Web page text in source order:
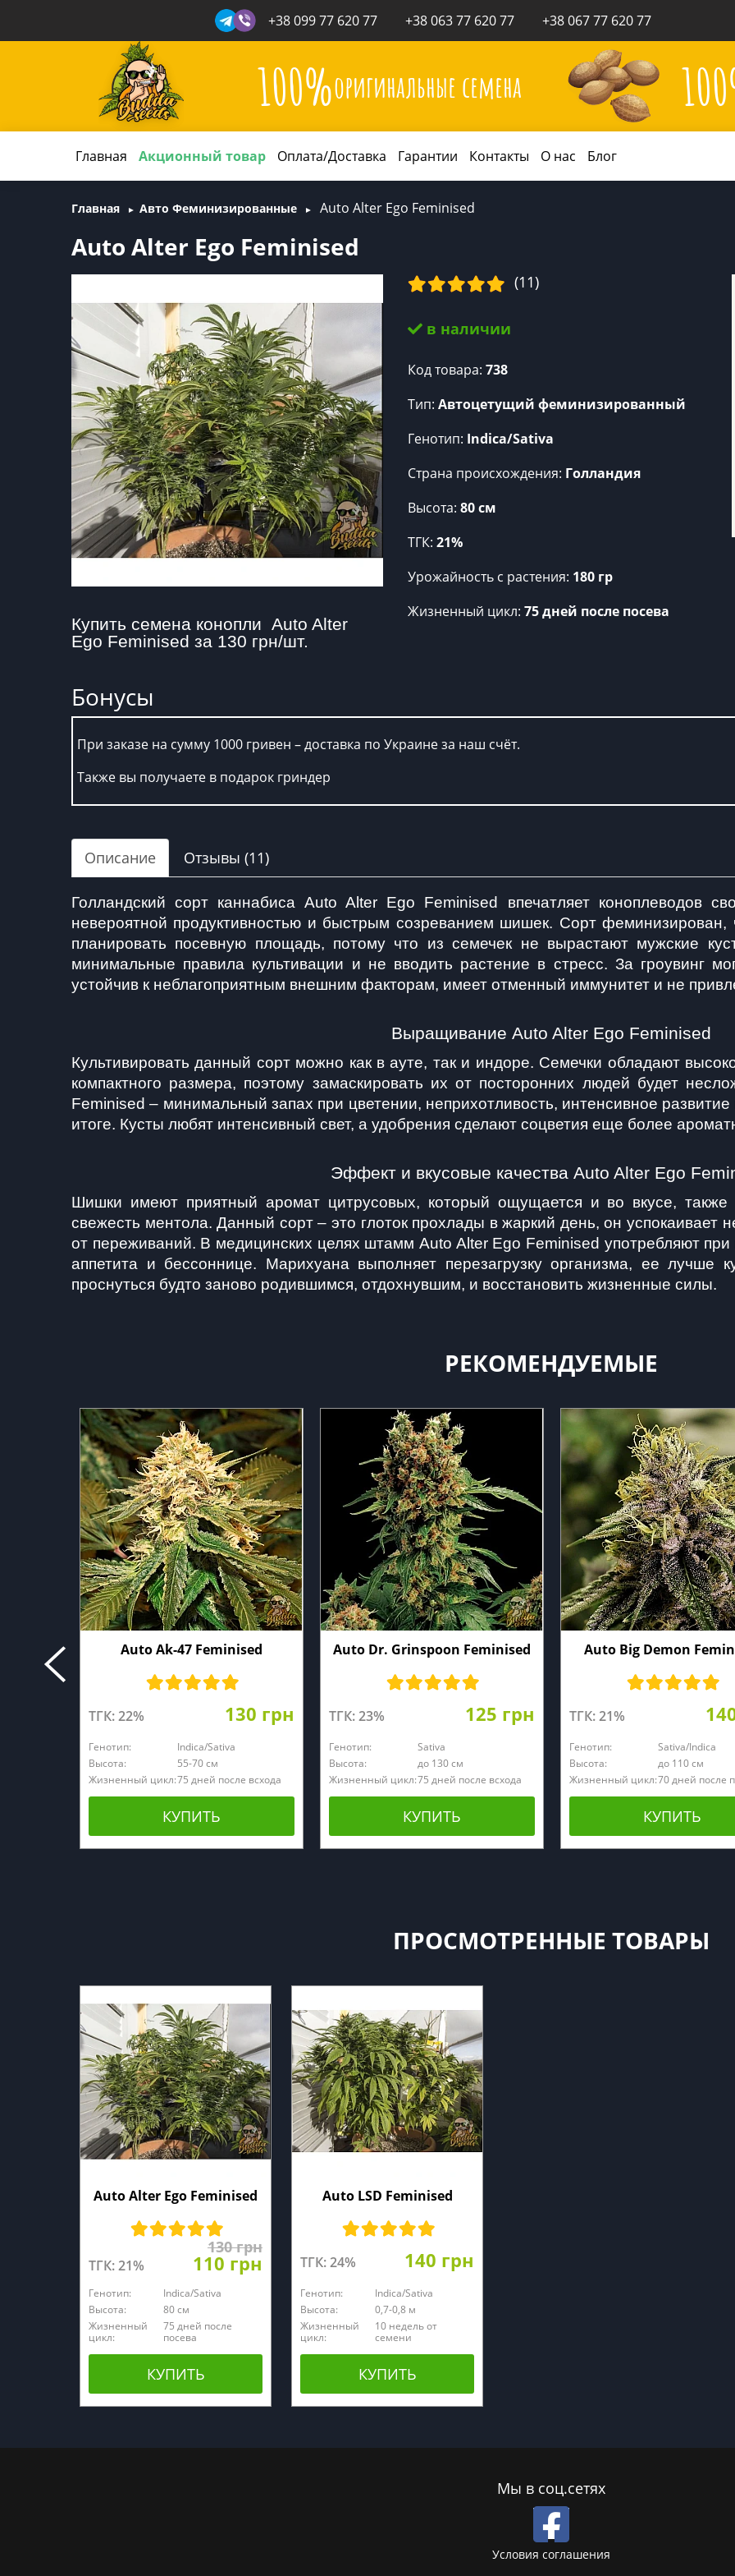
+38 099 77 620 77 +38 063 77 620 77 +38 067 77 620 77
100%оригинальные семена
Главная Акционный товар Оплата/Доставка Гарантии Контакты О нас Блог
Главная Авто Феминизированные Auto Alter Ego Feminised
Auto Alter Ego Feminised
Купить семена конопли  Auto Alter
Ego Feminised за 130 грн/шт.
(11)
в наличии
Код товара: 738
Тип: Автоцетущий феминизированный
Генотип: Indica/Sativa
Страна происхождения: Голландия
Высота: 80 см
ТГК: 21%
Урожайность c растения: 180 гр
Жизненный цикл: 75 дней после посева
Бонусы
При заказе на сумму 1000 гривен – доставка по Украине за наш счёт.
Также вы получаете в подарок гриндер
Описание Отзывы (11)
Голландский сорт каннабиса Auto Alter Ego Feminised впечатляет коноплеводов
невероятной продуктивностью и быстрым созреванием шишек. Сорт феминизирован,
планировать посевную площадь, потому что из семечек не вырастают мужские
минимальные правила культивации и не вводить растение в стресс. За гроувинг
устойчив к неблагоприятным внешним факторам, имеет отменный иммунитет и не
Выращивание Auto Alter Ego Feminised
Культивировать данный сорт можно как в ауте, так и индоре. Семечки обладают
компактного размера, поэтому замаскировать их от посторонних людей будет
Feminised – минимальный запах при цветении, неприхотливость, интенсивное
итоге. Кусты любят интенсивный свет, а удобрения сделают соцветия еще более
Эффект и вкусовые качества Auto Alter Ego
Шишки имеют приятный аромат цитрусовых, который ощущается и во вкусе, также
свежесть ментола. Данный сорт – это глоток прохлады в жаркий день, он успокаивает
от переживаний. В медицинских целях штамм Auto Alter Ego Feminised употребляют при
аппетита и бессоннице. Марихуана выполняет перезагрузку организма, ее лучше
проснуться будто заново родившимся, отдохнувшим, и восстановить жизненные силы.
РЕКОМЕНДУЕМЫЕ
Auto Ak-47 Feminised
ТГК: 22% 130 грн
Генотип:
Indica/Sativa
Высота:
55-70 см
Жизненный цикл:75 дней после всхода
КУПИТЬ
Auto Dr. Grinspoon Feminised
ТГК: 23% 125 грн
Генотип:
Sativa
Высота:
до 130 см
Жизненный цикл:75 дней после всхода
КУПИТЬ
Auto Big Demon
ТГК: 21%
Генотип:
Sativa/Indica
Высота:
до 110 см
Жизненный цикл:70 дней после
КУПИТЬ
ПРОСМОТРЕННЫЕ ТОВАРЫ
Auto Alter Ego Feminised
ТГК: 21%
130 грн
110 грн
Генотип:
Indica/Sativa
Высота:
80 см
Жизненный
цикл:
75 дней после
посева
КУПИТЬ
Auto LSD Feminised
ТГК: 24% 140 грн
Генотип:
Indica/Sativa
Высота:
0,7-0,8 м
Жизненный
цикл:
10 недель от
семени
КУПИТЬ
Мы в соц.сетях
Условия соглашения